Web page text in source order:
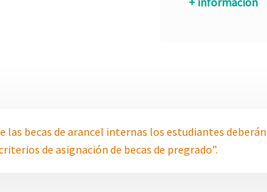
las becas de arancel internas los estudiantes
de asignación de becas de pregrado”.